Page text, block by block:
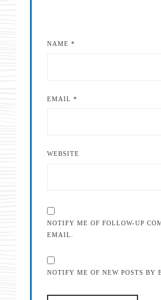
NAME *
EMAIL *
WEBSITE
NOTIFY ME OF FOLLOW-UP
EMAIL.
NOTIFY ME OF NEW POSTS BY